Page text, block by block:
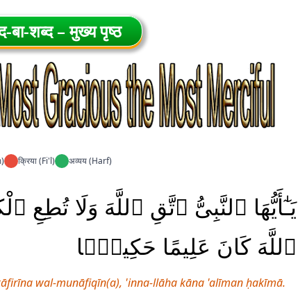
बा-शब्द – मुख्य पृष्ठ
क्रिया (Fi'l) अव्यय (Harf)
يَـٰٓأَيُّهَا ٱلنَّبِىُّ ٱتَّقِ ٱللَّهَ وَلَا تُطِعِ
ٱللَّهَ كَانَ عَلِيمًا حَكِيمًۭا
wal-munāfiqīn(a), 'inna-llāha kāna 'alīman ḥakīmā.